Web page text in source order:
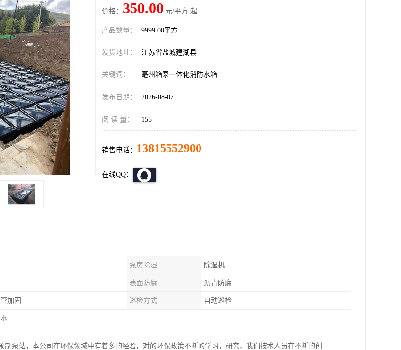
价格： 350.00 元/平方 起
产品数量： 9999.00平方
发货地址： 江苏省盐城建湖县
关键词： 亳州箱泵一体化消防水箱
发布日期： 2026-08-07
阅 读 量： 155
销售电话： 13815552900
在线QQ：
泵房除湿 除湿机
表面防腐 沥青防腐
加固 巡检方式 自动巡检
制泵站，本公司在环保领域中有着多的经验，对的环保政策不断的学习，研究，我们技术人员在不断的创